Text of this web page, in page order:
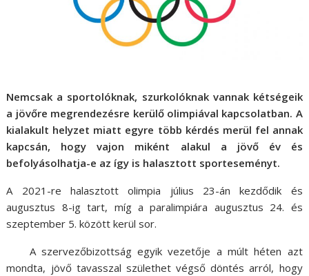
Nemcsak a sportolóknak, szurkolóknak vannak kétségeik
a jövőre megrendezésre kerülő olimpiával kapcsolatban. A
kialakult helyzet miatt egyre több kérdés merül fel annak
kapcsán, hogy vajon miként alakul a jövő év és
befolyásolhatja-e az így is halasztott sporteseményt.
A 2021-re halasztott olimpia július 23-án kezdődik és
augusztus 8-ig tart, míg a paralimpiára augusztus 24. és
szeptember 5. között kerül sor.
A szervezőbizottság egyik vezetője a múlt héten azt
mondta, jövő tavasszal születhet végső döntés arról, hogy